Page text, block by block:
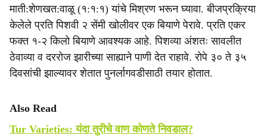
माती:शेणखत:वाळू (१:१:१) यांचे मिश्रण भरून घ्यावा. बीजप्रक्रिया
केलेले प्रति पिशवी २ सेंमी खोलीवर एक बियाणे पेरावे. प्रति एकर
फक्त १-२ किलो बियाणे आवश्यक आहे. पिशव्या अंशतः सावलीत
ठेवाव्या व दररोज झारीच्या साह्याने पाणी देत राहावे. रोपे ३० ते ३५
दिवसांची झाल्यावर शेतात पुनर्लागवडीसाठी तयार होतात.
Also Read
Tur Varieties: यंदा तुरीचे वाण कोणते निवडाल?